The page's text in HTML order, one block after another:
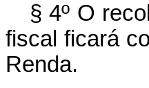
§ 4º O
fiscal ficará
Renda.